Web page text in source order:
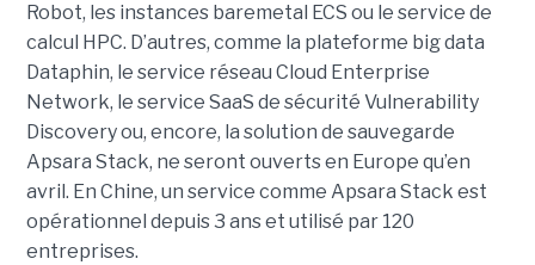
Robot, les instances baremetal ECS ou le service de
calcul HPC. D’autres, comme la plateforme big data
Dataphin, le service réseau Cloud Enterprise
Network, le service SaaS de sécurité Vulnerability
Discovery ou, encore, la solution de sauvegarde
Apsara Stack, ne seront ouverts en Europe qu’en
avril. En Chine, un service comme Apsara Stack est
opérationnel depuis 3 ans et utilisé par 120
entreprises.